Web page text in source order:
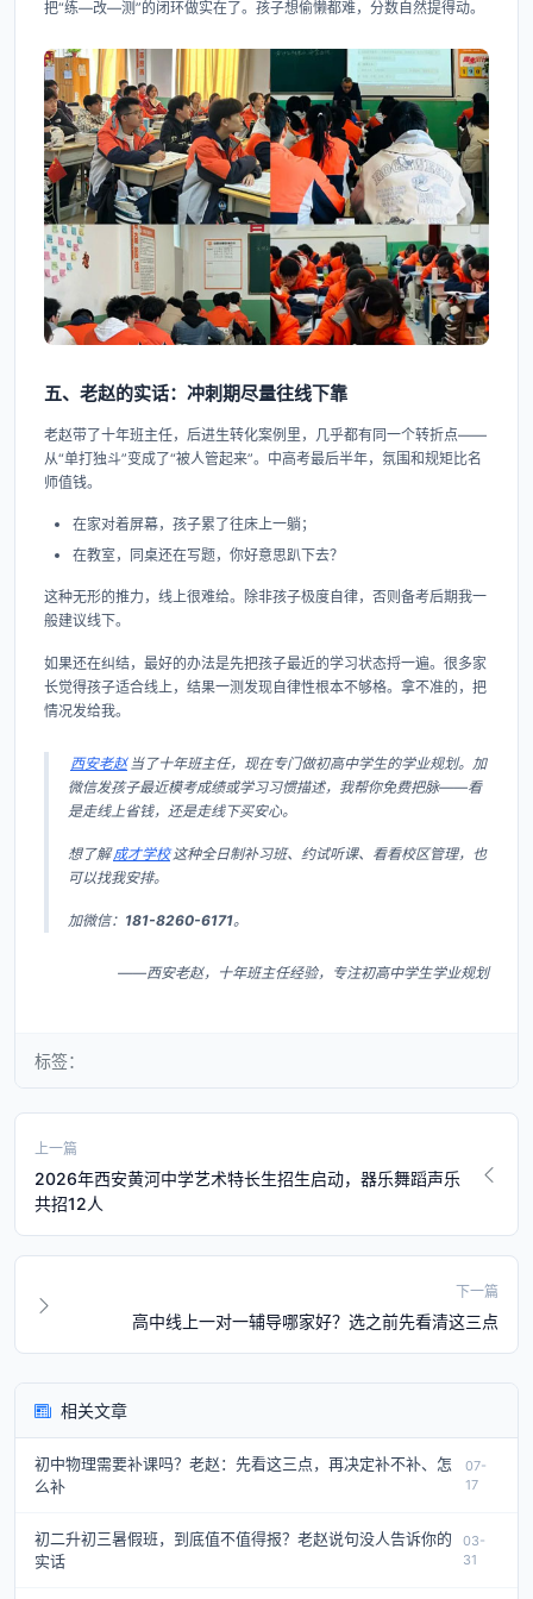
把“练—改—测”的闭环做实在了。孩子想偷懒都难，分数自然提得动。
五、老赵的实话：冲刺期尽量往线下靠
老赵带了十年班主任，后进生转化案例里，几乎都有同一个转折点——
从“单打独斗”变成了“被人管起来”。中高考最后半年，氛围和规矩比名
师值钱。
在家对着屏幕，孩子累了往床上一躺；
在教室，同桌还在写题，你好意思趴下去？
这种无形的推力，线上很难给。除非孩子极度自律，否则备考后期我一
般建议线下。
如果还在纠结，最好的办法是先把孩子最近的学习状态捋一遍。很多家
长觉得孩子适合线上，结果一测发现自律性根本不够格。拿不准的，把
情况发给我。
西安老赵 当了十年班主任，现在专门做初高中学生的学业规划。加
微信发孩子最近模考成绩或学习习惯描述，我帮你免费把脉——看
是走线上省钱，还是走线下买安心。
想了解成才学校 这种全日制补习班、约试听课、看看校区管理，也
可以找我安排。
加微信： 181-8260-6171。
——西安老赵，十年班主任经验，专注初高中学生学业规划
标签：
上一篇
2026年西安黄河中学艺术特长生招生启动，器乐舞蹈声乐
共招12人
下一篇
高中线上一对一辅导哪家好？选之前先看清这三点
相关文章
初中物理需要补课吗？老赵：先看这三点，再决定补不补、怎
么补
07-
17
初二升初三暑假班，到底值不值得报？老赵说句没人告诉你的
实话
03-
31